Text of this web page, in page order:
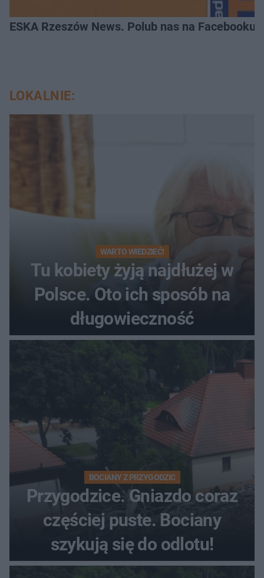
ESKA Rzeszów News. Polub nas na Facebooku!
LOKALNIE:
WARTO WIEDZIEĆ!
Tu kobiety żyją najdłużej w
Polsce. Oto ich sposób na
długowieczność
BOCIANY Z PRZYGODZIC
Przygodzice. Gniazdo coraz
częściej puste. Bociany
szykują się do odlotu!